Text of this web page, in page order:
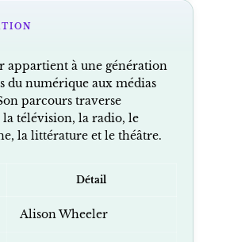
appartient à une génération
du numérique aux médias
parcours traverse
la télévision, la radio, le
la littérature et le théâtre.
Détail
Alison Wheeler